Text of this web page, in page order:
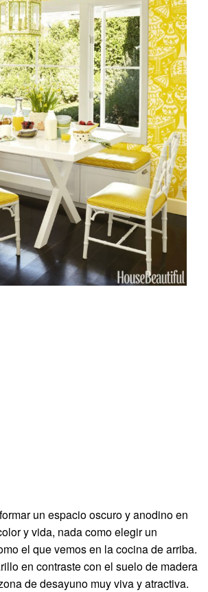
un espacio oscuro y anodino en
y vida, nada como elegir un
el que vemos en la cocina de arriba.
en contraste con el suelo de madera
de desayuno muy viva y atractiva.